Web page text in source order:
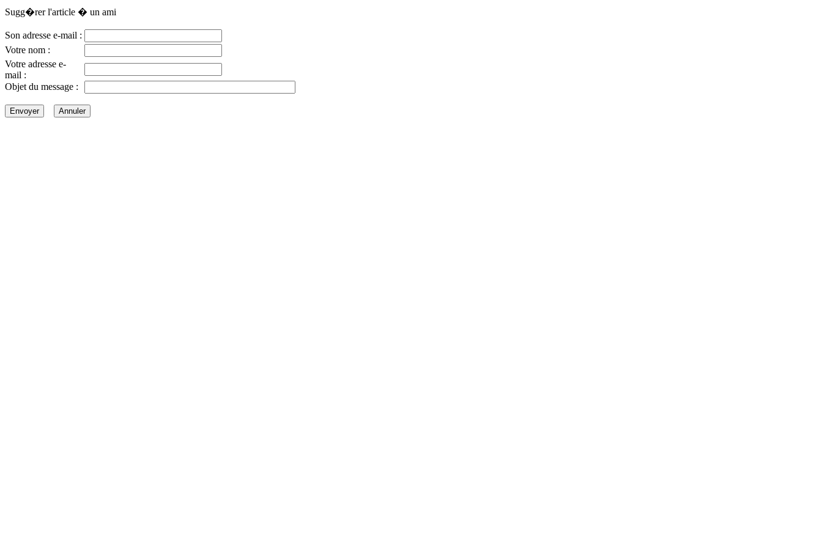
Sugg�rer l'article � un ami
Son adresse e-mail :
Votre nom :
Votre adresse e-
mail :
Objet du message :